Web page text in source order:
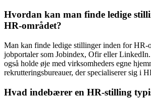
Hvordan kan man finde ledige
HR-området?
Man kan finde ledige stillinger inden for HR-
jobportaler som Jobindex, Ofir eller
også holde øje med virksomheders egne
rekrutteringsbureauer, der specialiserer sig i
Hvad indebærer en HR-stilling